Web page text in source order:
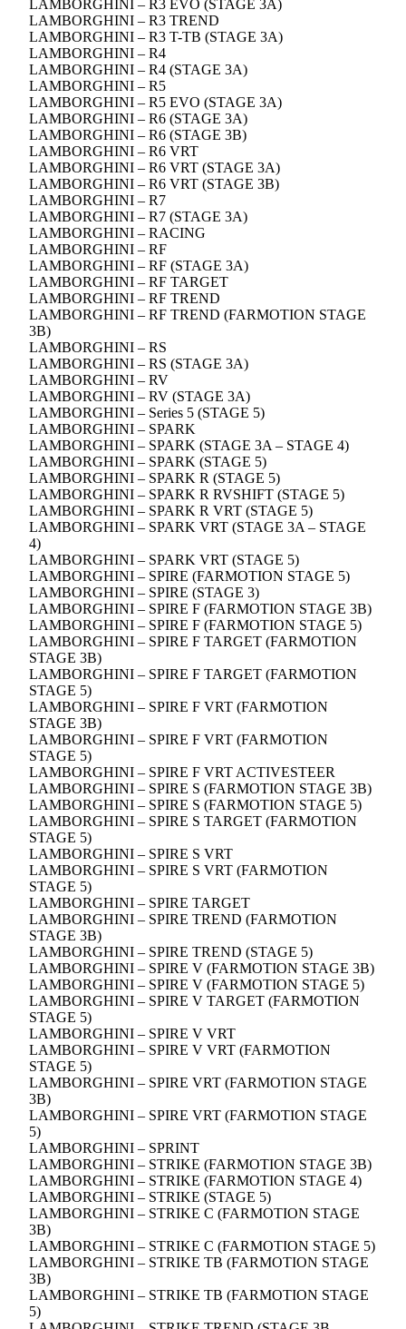
LAMBORGHINI – R3 EVO (STAGE 3A)
LAMBORGHINI – R3 TREND
LAMBORGHINI – R3 T-TB (STAGE 3A)
LAMBORGHINI – R4
LAMBORGHINI – R4 (STAGE 3A)
LAMBORGHINI – R5
LAMBORGHINI – R5 EVO (STAGE 3A)
LAMBORGHINI – R6 (STAGE 3A)
LAMBORGHINI – R6 (STAGE 3B)
LAMBORGHINI – R6 VRT
LAMBORGHINI – R6 VRT (STAGE 3A)
LAMBORGHINI – R6 VRT (STAGE 3B)
LAMBORGHINI – R7
LAMBORGHINI – R7 (STAGE 3A)
LAMBORGHINI – RACING
LAMBORGHINI – RF
LAMBORGHINI – RF (STAGE 3A)
LAMBORGHINI – RF TARGET
LAMBORGHINI – RF TREND
LAMBORGHINI – RF TREND (FARMOTION STAGE
3B)
LAMBORGHINI – RS
LAMBORGHINI – RS (STAGE 3A)
LAMBORGHINI – RV
LAMBORGHINI – RV (STAGE 3A)
LAMBORGHINI – Series 5 (STAGE 5)
LAMBORGHINI – SPARK
LAMBORGHINI – SPARK (STAGE 3A – STAGE 4)
LAMBORGHINI – SPARK (STAGE 5)
LAMBORGHINI – SPARK R (STAGE 5)
LAMBORGHINI – SPARK R RVSHIFT (STAGE 5)
LAMBORGHINI – SPARK R VRT (STAGE 5)
LAMBORGHINI – SPARK VRT (STAGE 3A – STAGE
4)
LAMBORGHINI – SPARK VRT (STAGE 5)
LAMBORGHINI – SPIRE (FARMOTION STAGE 5)
LAMBORGHINI – SPIRE (STAGE 3)
LAMBORGHINI – SPIRE F (FARMOTION STAGE 3B)
LAMBORGHINI – SPIRE F (FARMOTION STAGE 5)
LAMBORGHINI – SPIRE F TARGET (FARMOTION
STAGE 3B)
LAMBORGHINI – SPIRE F TARGET (FARMOTION
STAGE 5)
LAMBORGHINI – SPIRE F VRT (FARMOTION
STAGE 3B)
LAMBORGHINI – SPIRE F VRT (FARMOTION
STAGE 5)
LAMBORGHINI – SPIRE F VRT ACTIVESTEER
LAMBORGHINI – SPIRE S (FARMOTION STAGE 3B)
LAMBORGHINI – SPIRE S (FARMOTION STAGE 5)
LAMBORGHINI – SPIRE S TARGET (FARMOTION
STAGE 5)
LAMBORGHINI – SPIRE S VRT
LAMBORGHINI – SPIRE S VRT (FARMOTION
STAGE 5)
LAMBORGHINI – SPIRE TARGET
LAMBORGHINI – SPIRE TREND (FARMOTION
STAGE 3B)
LAMBORGHINI – SPIRE TREND (STAGE 5)
LAMBORGHINI – SPIRE V (FARMOTION STAGE 3B)
LAMBORGHINI – SPIRE V (FARMOTION STAGE 5)
LAMBORGHINI – SPIRE V TARGET (FARMOTION
STAGE 5)
LAMBORGHINI – SPIRE V VRT
LAMBORGHINI – SPIRE V VRT (FARMOTION
STAGE 5)
LAMBORGHINI – SPIRE VRT (FARMOTION STAGE
3B)
LAMBORGHINI – SPIRE VRT (FARMOTION STAGE
5)
LAMBORGHINI – SPRINT
LAMBORGHINI – STRIKE (FARMOTION STAGE 3B)
LAMBORGHINI – STRIKE (FARMOTION STAGE 4)
LAMBORGHINI – STRIKE (STAGE 5)
LAMBORGHINI – STRIKE C (FARMOTION STAGE
3B)
LAMBORGHINI – STRIKE C (FARMOTION STAGE 5)
LAMBORGHINI – STRIKE TB (FARMOTION STAGE
3B)
LAMBORGHINI – STRIKE TB (FARMOTION STAGE
5)